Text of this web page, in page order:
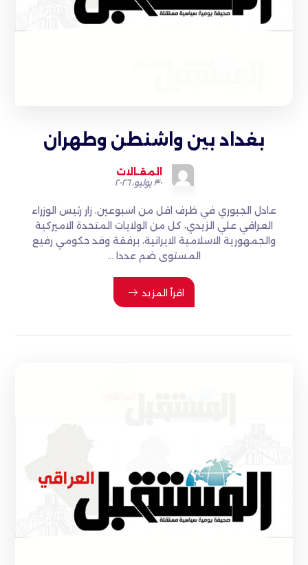
بغداد بين واشنطن وطهران
المقـالات
٣٠ يوليو، ٢٠٢٦
عادل الجبوري في ظرف اقل من اسبوعين، زار رئيس الوزراء
العراقي علي الزيدي، كل من الولايات المتحدة الاميركية
والجمهورية الاسلامية الايرانية، برفقة وفد حكومي رفيع
المستوى ضم عددا ...
اقرأ المزيد